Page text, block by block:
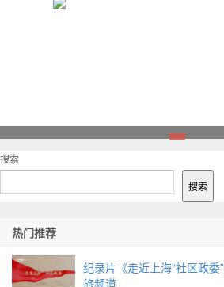
搜索
搜索
热门推荐
纪录片《走近上海“社区政
旅频道